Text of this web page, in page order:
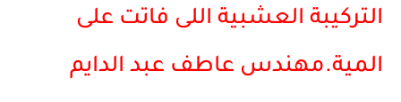
التركيبة العشبية اللى فاتت على
المية.مهندس عاطف عبد الدايم